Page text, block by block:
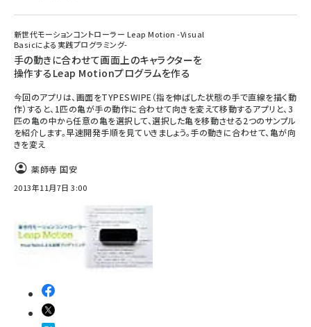
新世代モーションコントローラー Leap Motion -Visual
Basicによる実践プログラミング-
手の動きに合わせて画面上のキャラクターを
操作するLeap Motionプログラムを作る
今回のアプリは、画面をTYPESWIPE（指を伸ばした状態の手で直線を描く動
作）すると、1匹の亀が手の動作に合わせて向きを変えて移動するアプリと、3
匹の亀の中から任意の亀を選択して、選択した亀を移動させる2つのサンプル
を紹介します。早速開発手順を見ていきましょう。手の動きに合わせて、亀が向
きを変え
薬師寺 国安
2013年11月7日 3:00